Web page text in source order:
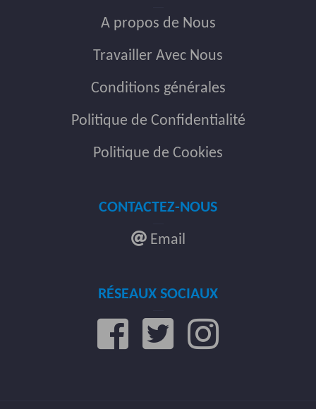
A propos de Nous
Travailler Avec Nous
Conditions générales
Politique de Confidentialité
Politique de Cookies
CONTACTEZ-NOUS
Email
RÉSEAUX SOCIAUX